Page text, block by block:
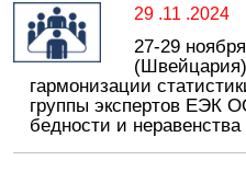
29 .11 .2024
27-29
гармонизации
группы экспертов ЕЭК
бедности и неравенства